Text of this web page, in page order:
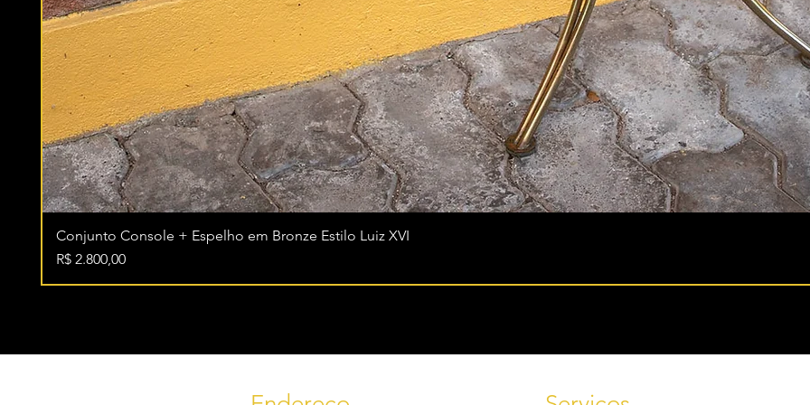
Conjunto Console + Espelho em Bronze Estilo Luiz XVI
Preço
R$ 2.800,00